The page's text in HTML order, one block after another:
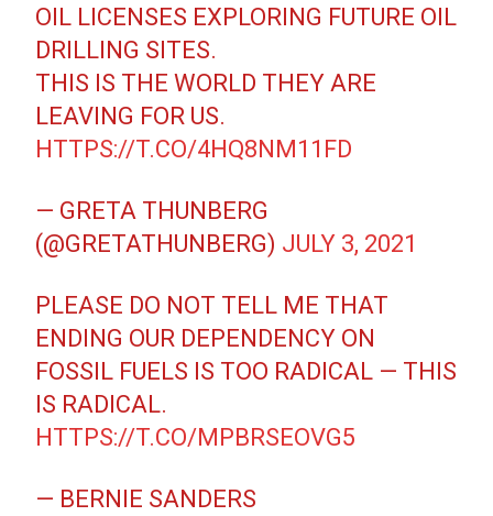
OIL LICENSES EXPLORING FUTURE OIL
DRILLING SITES.
THIS IS THE WORLD THEY ARE
LEAVING FOR US.
HTTPS://T.CO/4HQ8NM11FD
— GRETA THUNBERG
(@GRETATHUNBERG) JULY 3, 2021
PLEASE DO NOT TELL ME THAT
ENDING OUR DEPENDENCY ON
FOSSIL FUELS IS TOO RADICAL — THIS
IS RADICAL.
HTTPS://T.CO/MPBRSEOVG5
— BERNIE SANDERS